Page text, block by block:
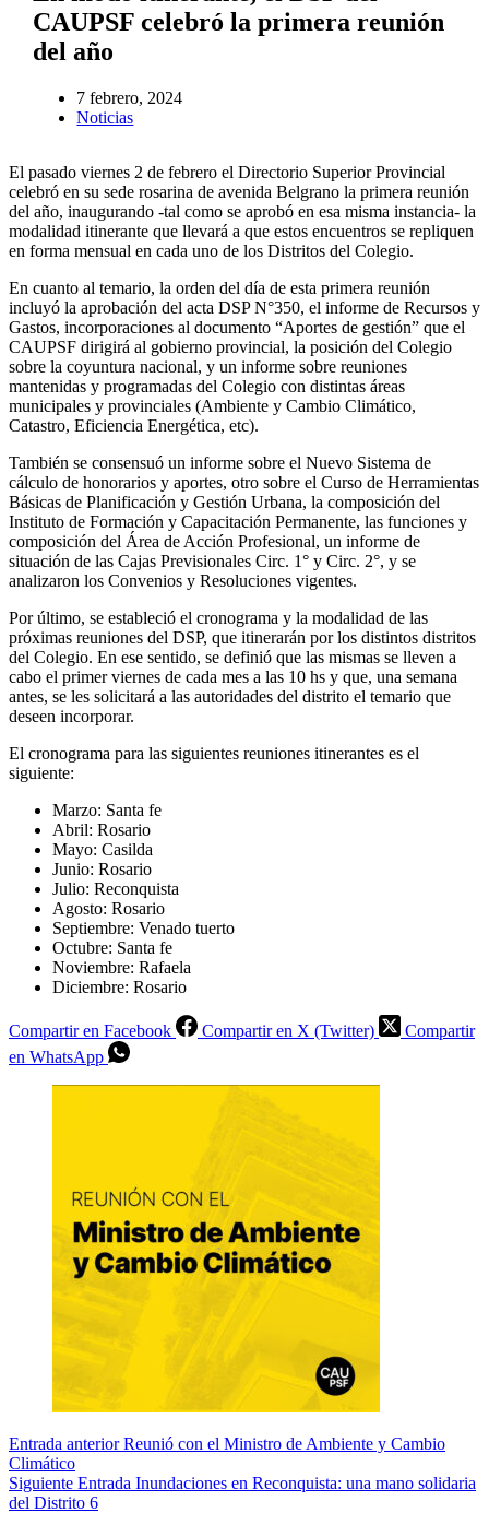
CAUPSF celebró la primera reunión
del año
7 febrero, 2024
Noticias
El pasado viernes 2 de febrero el Directorio Superior Provincial
celebró en su sede rosarina de avenida Belgrano la primera reunión
del año, inaugurando -tal como se aprobó en esa misma instancia- la
modalidad itinerante que llevará a que estos encuentros se repliquen
en forma mensual en cada uno de los Distritos del Colegio.
En cuanto al temario, la orden del día de esta primera reunión
incluyó la aprobación del acta DSP N°350, el informe de Recursos y
Gastos, incorporaciones al documento “Aportes de gestión” que el
CAUPSF dirigirá al gobierno provincial, la posición del Colegio
sobre la coyuntura nacional, y un informe sobre reuniones
mantenidas y programadas del Colegio con distintas áreas
municipales y provinciales (Ambiente y Cambio Climático,
Catastro, Eficiencia Energética, etc).
También se consensuó un informe sobre el Nuevo Sistema de
cálculo de honorarios y aportes, otro sobre el Curso de Herramientas
Básicas de Planificación y Gestión Urbana, la composición del
Instituto de Formación y Capacitación Permanente, las funciones y
composición del Área de Acción Profesional, un informe de
situación de las Cajas Previsionales Circ. 1° y Circ. 2°, y se
analizaron los Convenios y Resoluciones vigentes.
Por último, se estableció el cronograma y la modalidad de las
próximas reuniones del DSP, que itinerarán por los distintos distritos
del Colegio. En ese sentido, se definió que las mismas se lleven a
cabo el primer viernes de cada mes a las 10 hs y que, una semana
antes, se les solicitará a las autoridades del distrito el temario que
deseen incorporar.
El cronograma para las siguientes reuniones itinerantes es el
siguiente:
Marzo: Santa fe
Abril: Rosario
Mayo: Casilda
Junio: Rosario
Julio: Reconquista
Agosto: Rosario
Septiembre: Venado tuerto
Octubre: Santa fe
Noviembre: Rafaela
Diciembre: Rosario
Compartir en Facebook Compartir en X (Twitter)
Compartir
en WhatsApp
Entrada anteriorReunió con el Ministro de Ambiente y Cambio
Climático
Siguiente Entrada Inundaciones en Reconquista: una mano solidaria
del Distrito 6